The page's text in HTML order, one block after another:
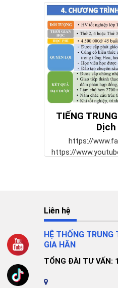
TIẾNG
https://
https://
Liên hệ
HỆ THỐNG TRUNG
GIA HÂN
TỔNG ĐÀI TƯ VẤN: